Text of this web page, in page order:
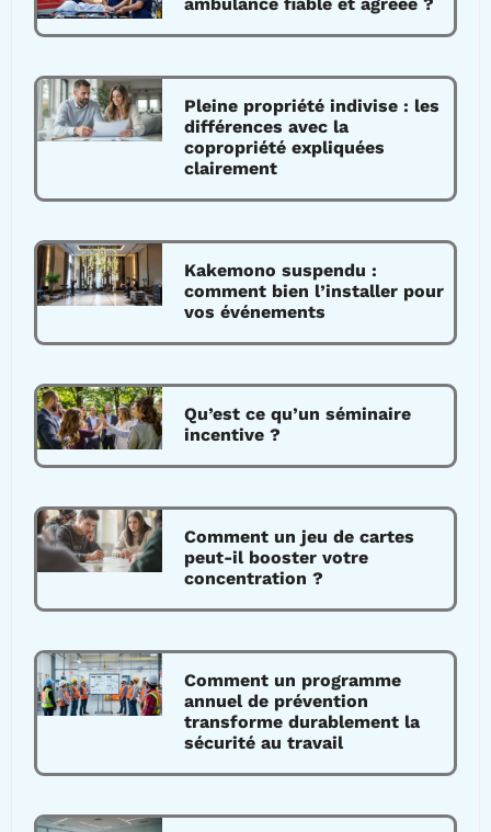
Pleine propriété indivise : les
différences avec la
copropriété expliquées
clairement
Kakemono suspendu :
comment bien l’installer pour
vos événements
Qu’est ce qu’un séminaire
incentive ?
Comment un jeu de cartes
peut-il booster votre
concentration ?
Comment un programme
annuel de prévention
transforme durablement la
sécurité au travail